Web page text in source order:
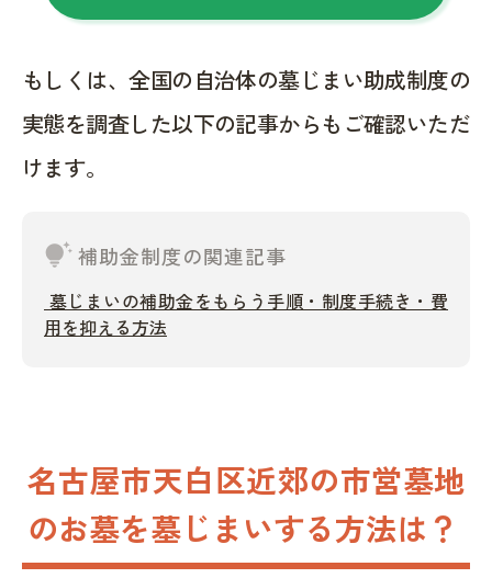
もしくは、全国の自治体の墓じまい助成制度の
実態を調査した以下の記事からもご確認いただ
けます。
tips_and_updates補助金制度の関連記事
墓じまいの補助金をもらう手順・制度手続き・費
用を抑える方法
名古屋市天白区近郊の市営墓地
のお墓を墓じまいする方法は？